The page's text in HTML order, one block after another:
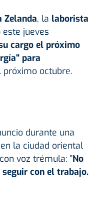
Zelanda, la laborista
este jueves
cargo el próximo
para
próximo octubre.
durante una
la ciudad oriental
voz trémula: "No
con el trabajo.